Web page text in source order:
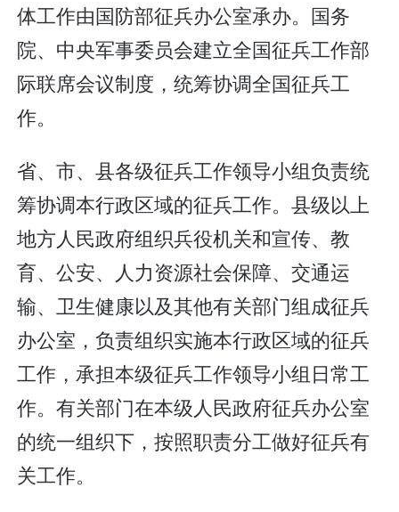
体工作由国防部征兵办公室承办。国务
院、中央军事委员会建立全国征兵工作部
际联席会议制度，统筹协调全国征兵工
作。
省、市、县各级征兵工作领导小组负责统
筹协调本行政区域的征兵工作。县级以上
地方人民政府组织兵役机关和宣传、教
育、公安、人力资源社会保障、交通运
输、卫生健康以及其他有关部门组成征兵
办公室，负责组织实施本行政区域的征兵
工作，承担本级征兵工作领导小组日常工
作。有关部门在本级人民政府征兵办公室
的统一组织下，按照职责分工做好征兵有
关工作。